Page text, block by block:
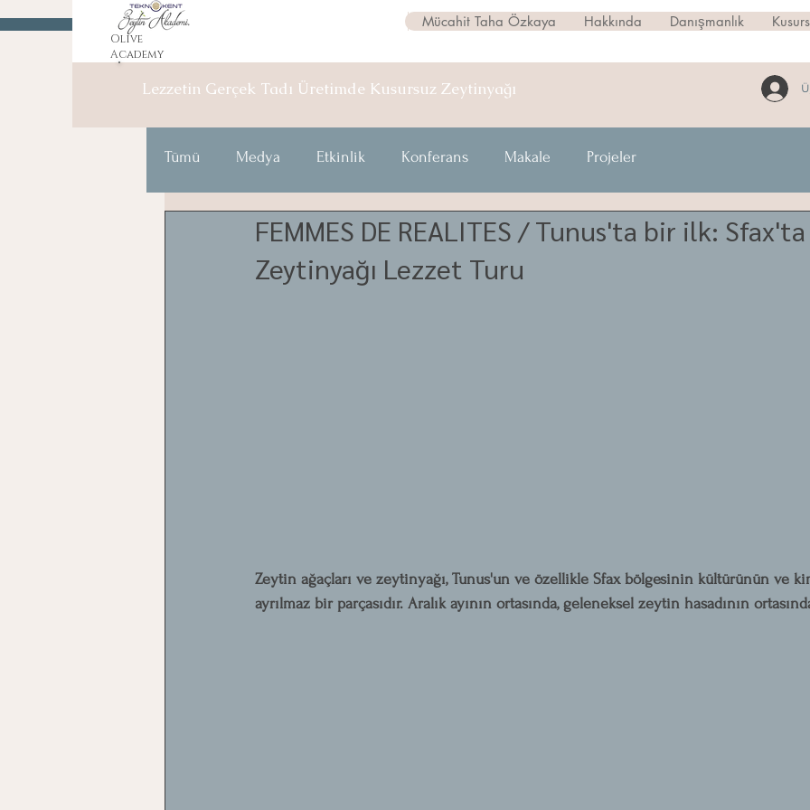
Olive
Academy
Mücahit Taha Özkaya Hakkında Danışmanlık
Lezzetin Gerçek Tadı Üretimde Kusursuz Zeytinyağı
Tümü Medya Etkinlik Konferans Makale Projeler
FEMMES DE REALITES / Tunus'ta bir ilk: Sfax'ta
Zeytinyağı Lezzet Turu
Zeytin ağaçları ve zeytinyağı, Tunus'un ve özellikle Sfax bölgesinin kültürünün ve
ayrılmaz bir parçasıdır. Aralık ayının ortasında, geleneksel zeytin hasadının